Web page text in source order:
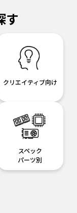
す
クリエイティブ向け
スペック
パーツ別